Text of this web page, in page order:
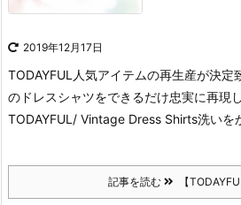
2019年12月17日
TODAYFUL人気アイテムの再生産が決定
のドレスシャツをできるだけ忠実に再現し
TODAYFUL/ Vintage Dress Shirts洗いを
記事を読む 【